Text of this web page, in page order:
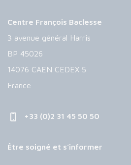
Centre François Baclesse
3 avenue général Harris
BP 45026
14076 CAEN CEDEX 5
France
+33 (0)2 31 45 50 50
Être soigné et s’informer